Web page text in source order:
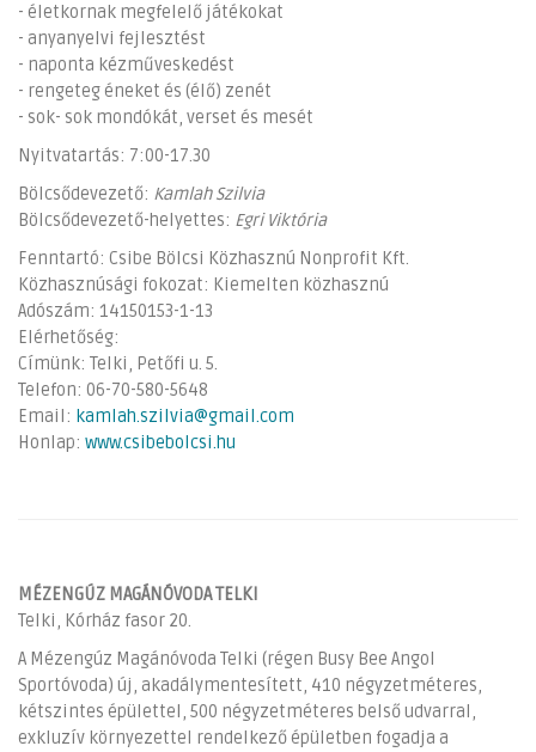
- életkornak megfelelő játékokat
- anyanyelvi fejlesztést
- naponta kézműveskedést
- rengeteg éneket és (élő) zenét
- sok- sok mondókát, verset és mesét
Nyitvatartás: 7:00-17.30
Bölcsődevezető: Kamlah Szilvia
Bölcsődevezető-helyettes: Egri Viktória
Fenntartó: Csibe Bölcsi Közhasznú Nonprofit Kft.
Közhasznúsági fokozat: Kiemelten közhasznú
Adószám: 14150153-1-13
Elérhetőség:
Címünk: Telki, Petőfi u. 5.
Telefon: 06-70-580-5648
Email: kamlah.szilvia@gmail.com
Honlap: www.csibebolcsi.hu
MÉZENGÚZ MAGÁNÓVODA TELKI
Telki, Kórház fasor 20.
A Mézengúz Magánóvoda Telki (régen Busy Bee Angol
Sportóvoda) új, akadálymentesített, 410 négyzetméteres,
kétszintes épülettel, 500 négyzetméteres belső udvarral,
exkluzív környezettel rendelkező épületben fogadja a